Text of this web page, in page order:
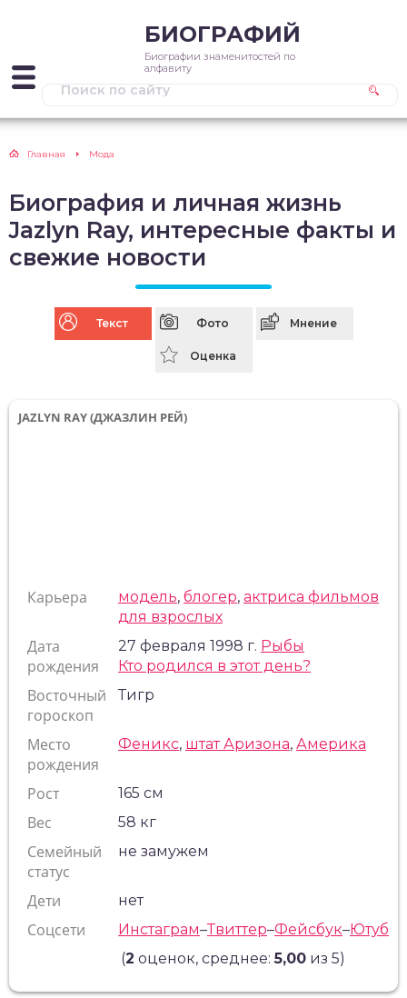
БИОГРАФИЙ
Биографии знаменитостей по
алфавиту
Главная Мода
Биография и личная жизнь
Jazlyn Ray, интересные факты и
свежие новости
Текст Фото Мнение
Оценка
JAZLYN RAY (ДЖАЗЛИН РЕЙ)
Карьера модель, блогер, актриса фильмов
для взрослых
Дата
рождения
27 февраля 1998 г. Рыбы
Кто родился в этот день?
Восточный
гороскоп
Тигр
Место
рождения
Феникс, штат Аризона, Америка
Рост 165 см
Вес 58 кг
Семейный
статус
не замужем
Дети нет
Соцсети Инстаграм–Твиттер–Фейсбук–Ютуб
(2 оценок, среднее:5,00из 5)